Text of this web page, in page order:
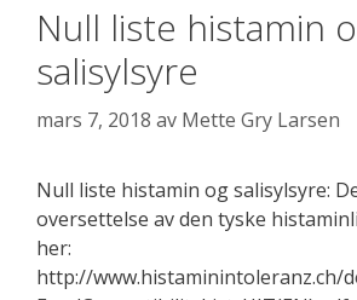
Null liste histamin
salisylsyre
mars 7, 2018 av Mette Gry Larsen
Null liste histamin og salisylsyre:
oversettelse av den tyske
her:
http://www.histaminintoleranz.ch/